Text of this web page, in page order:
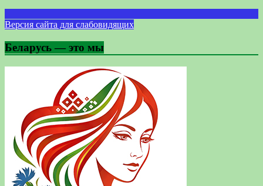
Версия сайта для слабовидящих
Беларусь — это мы